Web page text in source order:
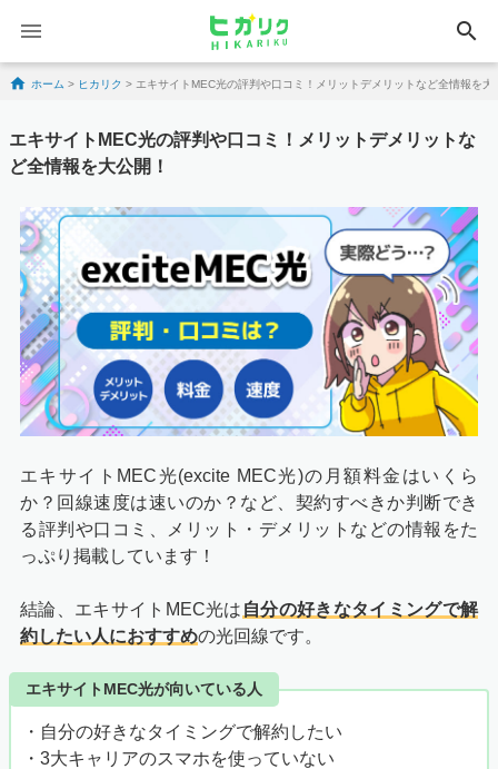
search
Skip to content
ホーム > ヒカリク > エキサイトMEC光の評判や口コミ！メリットデメリットなど全情報を大
エキサイトMEC光の評判や口コミ！メリットデメリットな
ど全情報を大公開！
エキサイトMEC光(excite MEC光)の月額料金はいくら
か？回線速度は速いのか？など、契約すべきか判断でき
る評判や口コミ、メリット・デメリットなどの情報をた
っぷり掲載しています！
結論、エキサイトMEC光は 自分の好きなタイミングで解
約したい人におすすめの光回線です。
エキサイトMEC光が向いている人
・自分の好きなタイミングで解約したい
・3大キャリアのスマホを使っていない